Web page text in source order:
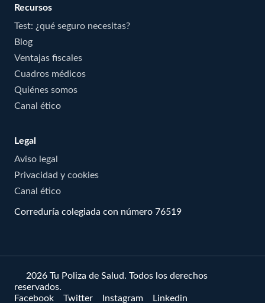
Recursos
Test: ¿qué seguro necesitas?
Blog
Ventajas fiscales
Cuadros médicos
Quiénes somos
Canal ético
Legal
Aviso legal
Privacidad y cookies
Canal ético
Correduría colegiada con número 76519
© 2026 Tu Poliza de Salud. Todos los derechos
reservados.
Facebook
Twitter Instagram Linkedin